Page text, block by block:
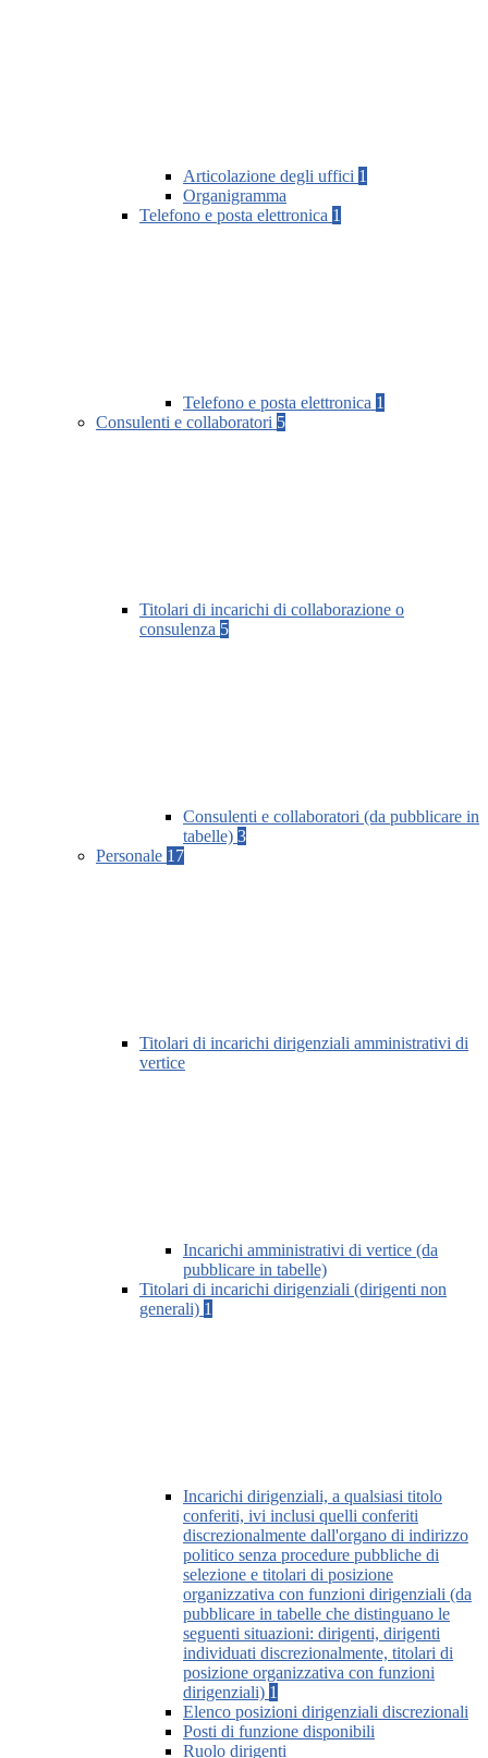
Articolazione degli uffici 1
Organigramma
Telefono e posta elettronica 1
Telefono e posta elettronica 1
Consulenti e collaboratori 5
Titolari di incarichi di collaborazione o
consulenza 5
Consulenti e collaboratori (da pubblicare in
tabelle) 3
Personale 17
Titolari di incarichi dirigenziali amministrativi di
vertice
Incarichi amministrativi di vertice (da
pubblicare in tabelle)
Titolari di incarichi dirigenziali (dirigenti non
generali) 1
Incarichi dirigenziali, a qualsiasi titolo
conferiti, ivi inclusi quelli conferiti
discrezionalmente dall'organo di indirizzo
politico senza procedure pubbliche di
selezione e titolari di posizione
organizzativa con funzioni dirigenziali (da
pubblicare in tabelle che distinguano le
seguenti situazioni: dirigenti, dirigenti
individuati discrezionalmente, titolari di
posizione organizzativa con funzioni
dirigenziali) 1
Elenco posizioni dirigenziali discrezionali
Posti di funzione disponibili
Ruolo dirigenti